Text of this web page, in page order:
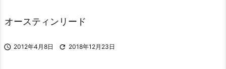
オースティンリード
 2012年4月8日  2018年12月23日